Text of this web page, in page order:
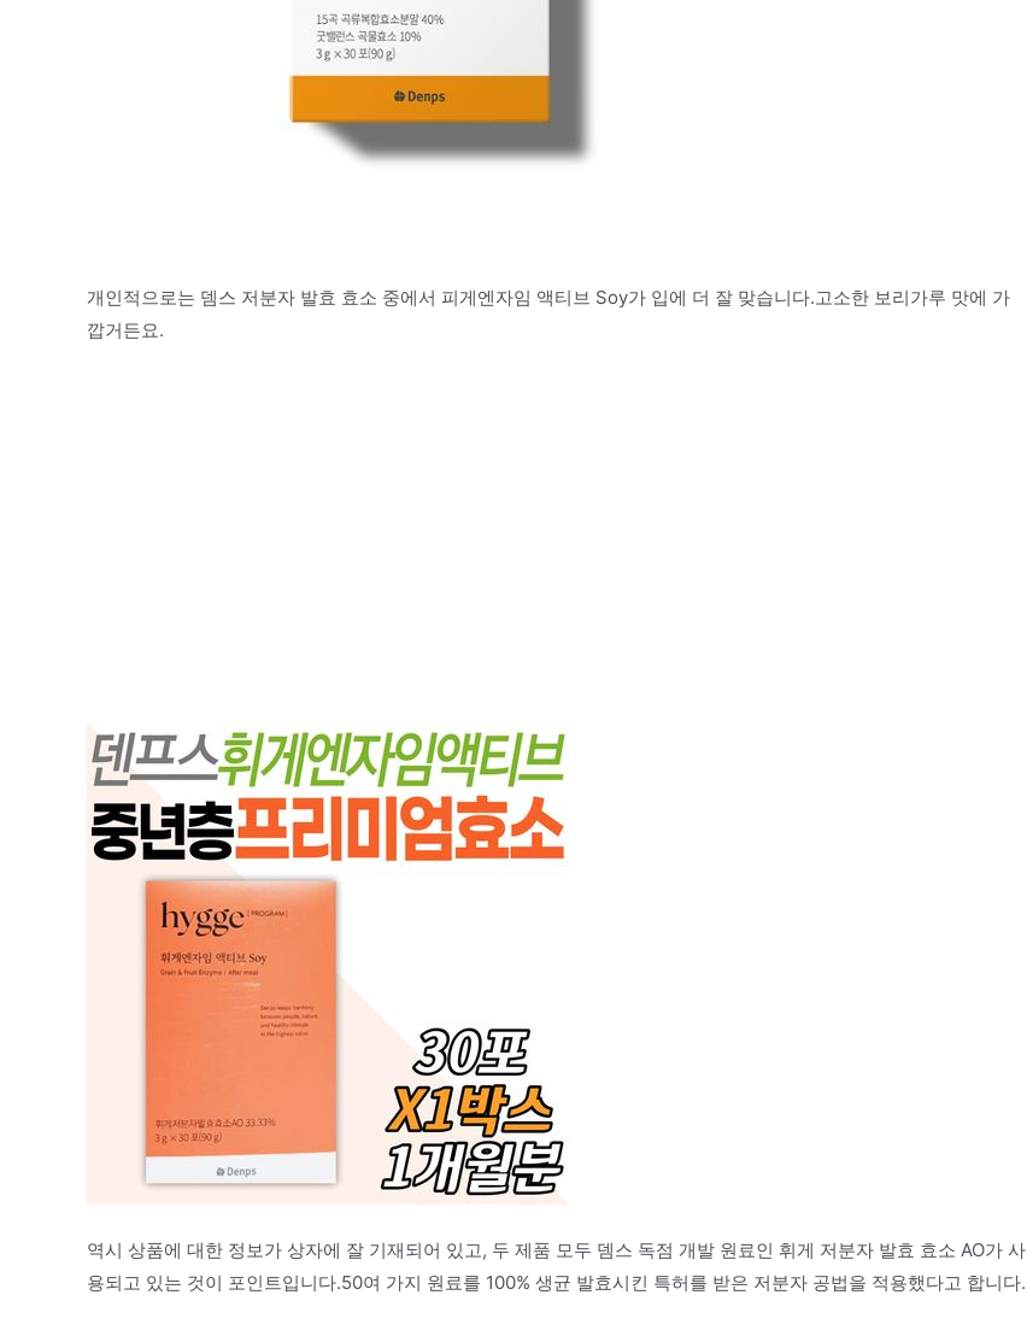
개인적으로는 뎀스 저분자 발효 효소 중에서 피게엔자임 액티브 Soy가 입에 더 잘 맞습니다.고소한 보리가루 맛에 가
깝거든요.
역시 상품에 대한 정보가 상자에 잘 기재되어 있고, 두 제품 모두 뎀스 독점 개발 원료인 휘게 저분자 발효 효소 AO가 사
용되고 있는 것이 포인트입니다.50여 가지 원료를 100% 생균 발효시킨 특허를 받은 저분자 공법을 적용했다고 합니다.